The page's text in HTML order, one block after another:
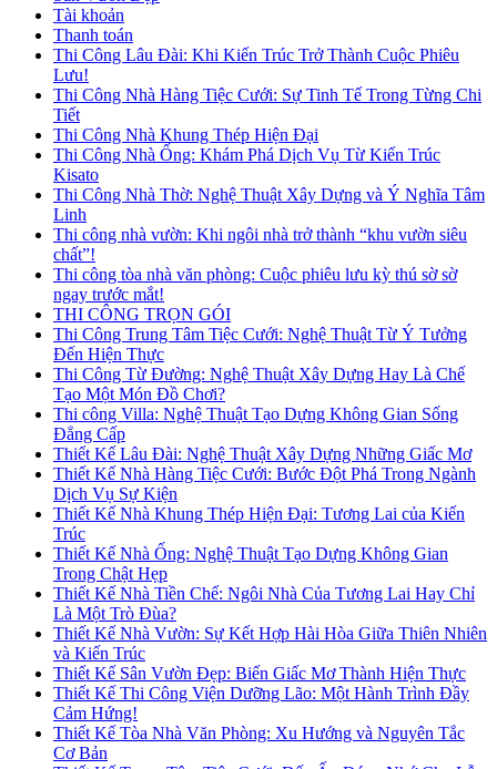
Tài khoản
Thanh toán
Thi Công Lâu Đài: Khi Kiến Trúc Trở Thành Cuộc Phiêu
Lưu!
Thi Công Nhà Hàng Tiệc Cưới: Sự Tinh Tế Trong Từng Chi
Tiết
Thi Công Nhà Khung Thép Hiện Đại
Thi Công Nhà Ống: Khám Phá Dịch Vụ Từ Kiến Trúc
Kisato
Thi Công Nhà Thờ: Nghệ Thuật Xây Dựng và Ý Nghĩa Tâm
Linh
Thi công nhà vườn: Khi ngôi nhà trở thành “khu vườn siêu
chất”!
Thi công tòa nhà văn phòng: Cuộc phiêu lưu kỳ thú sờ sờ
ngay trước mắt!
THI CÔNG TRỌN GÓI
Thi Công Trung Tâm Tiệc Cưới: Nghệ Thuật Từ Ý Tưởng
Đến Hiện Thực
Thi Công Từ Đường: Nghệ Thuật Xây Dựng Hay Là Chế
Tạo Một Món Đồ Chơi?
Thi công Villa: Nghệ Thuật Tạo Dựng Không Gian Sống
Đẳng Cấp
Thiết Kế Lâu Đài: Nghệ Thuật Xây Dựng Những Giấc Mơ
Thiết Kế Nhà Hàng Tiệc Cưới: Bước Đột Phá Trong Ngành
Dịch Vụ Sự Kiện
Thiết Kế Nhà Khung Thép Hiện Đại: Tương Lai của Kiến
Trúc
Thiết Kế Nhà Ống: Nghệ Thuật Tạo Dựng Không Gian
Trong Chật Hẹp
Thiết Kế Nhà Tiền Chế: Ngôi Nhà Của Tương Lai Hay Chỉ
Là Một Trò Đùa?
Thiết Kế Nhà Vườn: Sự Kết Hợp Hài Hòa Giữa Thiên Nhiên
và Kiến Trúc
Thiết Kế Sân Vườn Đẹp: Biến Giấc Mơ Thành Hiện Thực
Thiết Kế Thi Công Viện Dưỡng Lão: Một Hành Trình Đầy
Cảm Hứng!
Thiết Kế Tòa Nhà Văn Phòng: Xu Hướng và Nguyên Tắc
Cơ Bản